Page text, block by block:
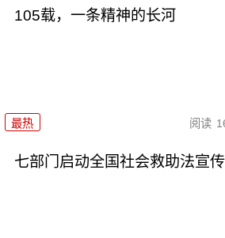
105载，一条精神的长河
最热 阅读
七部门启动全国社会救助法宣